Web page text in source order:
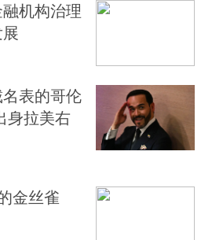
机构治理
名表的哥伦
身拉美右
金丝雀